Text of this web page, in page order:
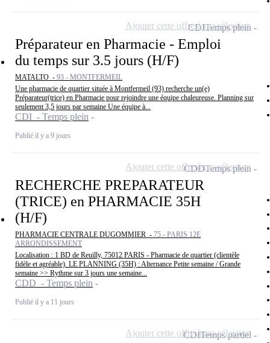
Préparateur en Pharmacie - Emploi
du temps sur 3.5 jours (H/F)
MATALTO - 93 - MONTFERMEIL
Une pharmacie de quartier située à Montfermeil (93) recherche un(e)
Préparateur(trice) en Pharmacie pour rejoindre une équipe chaleureuse. Planning sur
seulement 3,5 jours par semaine Une équipe à...
CDI - Temps plein
Publié il y a 9 jours
CDITemps plein
Ajouter cette offre à ma sélection
RECHERCHE PREPARATEUR
(TRICE) en PHARMACIE 35H
(H/F)
PHARMACIE CENTRALE DUGOMMIER - 75 - PARIS 12E
ARRONDISSEMENT
Localisation : 1 BD de Reuilly, 75012 PARIS - Pharmacie de quartier (clientèle
fidèle et agréable). LE PLANNING (35H) : Alternance Petite semaine / Grande
semaine >> Rythme sur 3 jours une semaine...
CDD - Temps plein
Publié il y a 11 jours
CDDTemps plein
Ajouter cette offre à ma sélection
CDITemps partiel
Ajouter cette offre à ma sélection